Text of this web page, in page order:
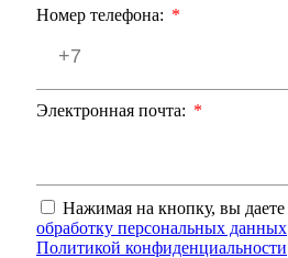
Номер телефона:
Электронная почта:
Нажимая на кнопку, вы даете
обработку персональных данных
Политикой конфиденциальности